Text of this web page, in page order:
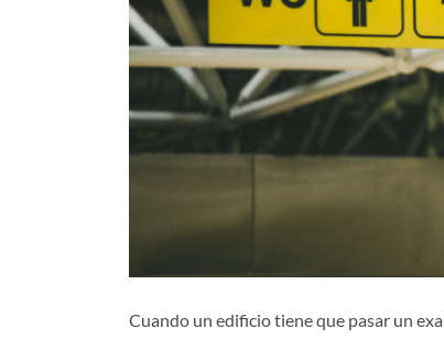
Cuando un edificio tiene que pasar un